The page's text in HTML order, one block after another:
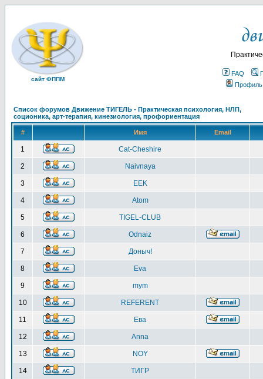
сайт ФППМ
FAQ
Профиль
Список форумов Движение ТИГЕЛЬ - Практическая психология, НЛП,
соционика, арт-терапия, кинезиология, профориентация
# Имя Email
1 Cat-Cheshire
2 Naivnaya
3 EEK
4 Atom
5 TIGEL-CLUB
6 Odnaiz
7 Доныч!
8 Eva
9 mym
10 REFERENT
11 Ева
12 Anna
13 NOY
14 ТИГР